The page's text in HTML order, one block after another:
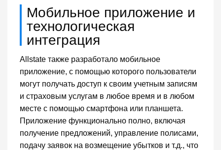
Мобильное приложение и
технологическая
интеграция
Allstate также разработало мобильное
приложение, с помощью которого пользователи
могут получать доступ к своим учетным записям
и страховым услугам в любое время и в любом
месте с помощью смартфона или планшета.
Приложение функционально полно, включая
получение предложений, управление полисами,
подачу заявок на возмещение убытков и т.д., что